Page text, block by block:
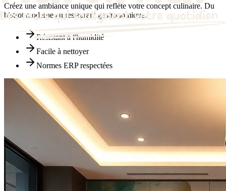
Créez une ambiance unique qui reflète votre concept culinaire. Du
bistrot moderne au restaurant gastronomique.
Résistant à l'humidité
Facile à nettoyer
Normes ERP respectées